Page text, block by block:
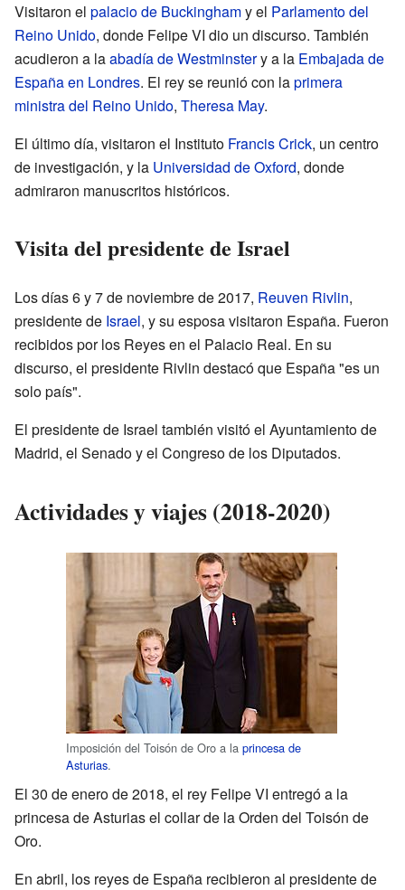
Visitaron el palacio de Buckinghamy el Parlamento del
Reino Unido, donde Felipe VI dio un discurso. También
acudieron a laabadía de Westminstery a la Embajada de
España en Londres. El rey se reunió con laprimera
ministra del Reino Unido, Theresa May.
El último día, visitaron el Instituto Francis Crick, un centro
de investigación, y la Universidad de Oxford, donde
admiraron manuscritos históricos.
Visita del presidente de Israel
Los días 6 y 7 de noviembre de 2017, Reuven Rivlin,
presidente de Israel, y su esposa visitaron España. Fueron
recibidos por los Reyes en el Palacio Real. En su
discurso, el presidente Rivlin destacó que España "es un
solo país".
El presidente de Israel también visitó el Ayuntamiento de
Madrid, el Senado y el Congreso de los Diputados.
Actividades y viajes (2018-2020)
Imposición del Toisón de Oro a la princesa de
Asturias.
El 30 de enero de 2018, el rey Felipe VI entregó a la
princesa de Asturias el collar de la Orden del Toisón de
Oro.
En abril, los reyes de España recibieron al presidente de